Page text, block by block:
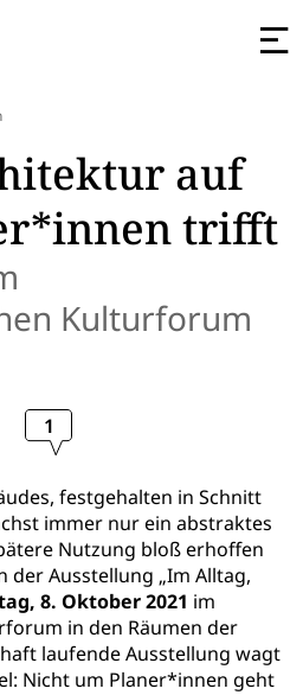
auf
trifft
Kulturforum
1
festgehalten in Schnitt
immer nur ein abstraktes
Nutzung bloß erhoffen
der Ausstellung „Im Alltag,
8. Oktober 2021 im
in den Räumen der
laufende Ausstellung wagt
Nicht um Planer*innen geht